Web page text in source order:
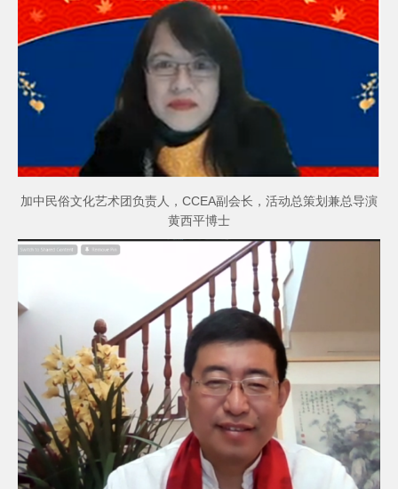
加中民俗文化艺术团负责人，CCEA副会长，活动总策划兼总导演
黄西平博士